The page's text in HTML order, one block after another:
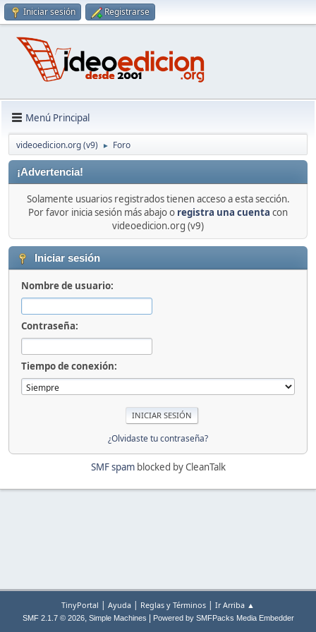
Iniciar sesión Registrarse
Menú Principal
videoedicion.org (v9) ► Foro
¡Advertencia!
Solamente usuarios registrados tienen acceso a esta sección.
Por favor inicia sesión más abajo o registra una cuenta con
videoedicion.org (v9)
Iniciar sesión
Nombre de usuario:
Contraseña:
Tiempo de conexión:
¿Olvidaste tu contraseña?
SMF spamblocked by CleanTalk
TinyPortal | Ayuda | Reglas y Términos | Ir Arriba ▲
SMF 2.1.7 © 2026, Simple Machines Powered by SMFPacks Media Embedder